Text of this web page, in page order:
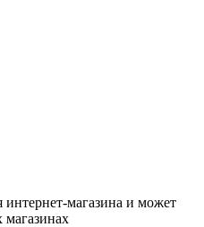
интернет-магазина и может
магазинах